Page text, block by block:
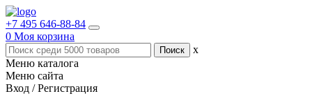
+7 495 646-88-84
0 Моя корзина
x
Меню каталога
Меню сайта
Вход / Регистрация